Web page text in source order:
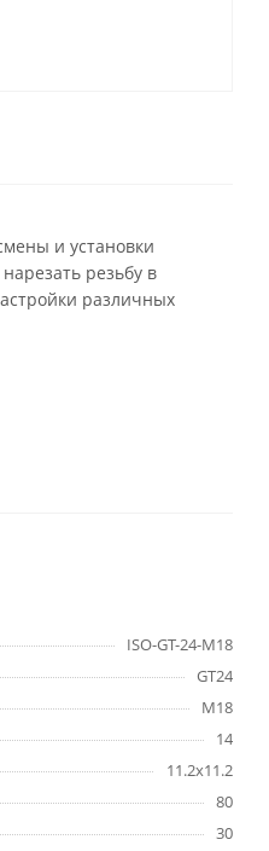
и установки
резьбу в
различных
ISO-GT-24-M18
GT24
M18
14
11.2x11.2
80
30